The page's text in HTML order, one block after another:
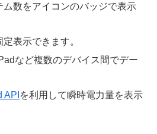
ム数をアイコンのバッジで表示
表示できます。
など複数のデバイス間でデー
API を利用して瞬時電力量を表示